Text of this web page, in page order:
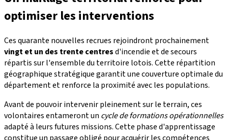
optimiser les interventions
Ces quarante nouvelles recrues rejoindront prochainement
vingt et un des trente centresd'incendie et de secours
répartis sur l'ensemble du territoire lotois. Cette répartition
géographique stratégique garantit une couverture optimale du
département et renforce la proximité avec les populations.
Avant de pouvoir intervenir pleinement sur le terrain, ces
volontaires entameront un cycle de formations opérationnelles
adapté à leurs futures missions. Cette phase d'apprentissage